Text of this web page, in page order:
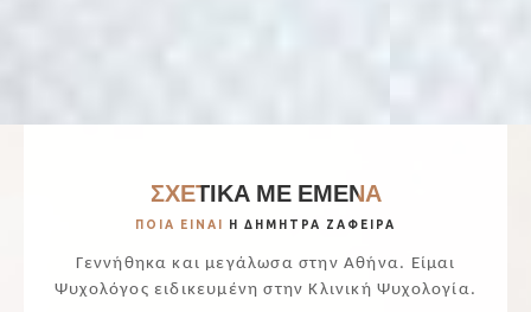
ΣΧΕΤΙΚΑ ΜΕ ΕΜΕΝΑ
ΠΟΙΑ ΕΙΝΑΙ Η ΔΗΜΗΤΡΑ ΖΑΦΕΙΡΑ
Γεννήθηκα και μεγάλωσα στην Αθήνα. Είμαι
Ψυχολόγος ειδικευμένη στην Κλινική Ψυχολογία.